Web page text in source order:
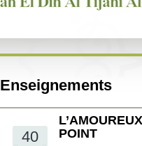
Enseignements
40
POINT